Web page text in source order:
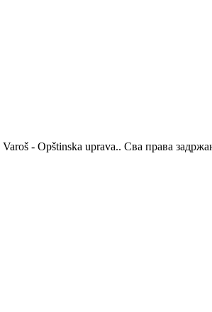
- Opštinska uprava.. Сва права